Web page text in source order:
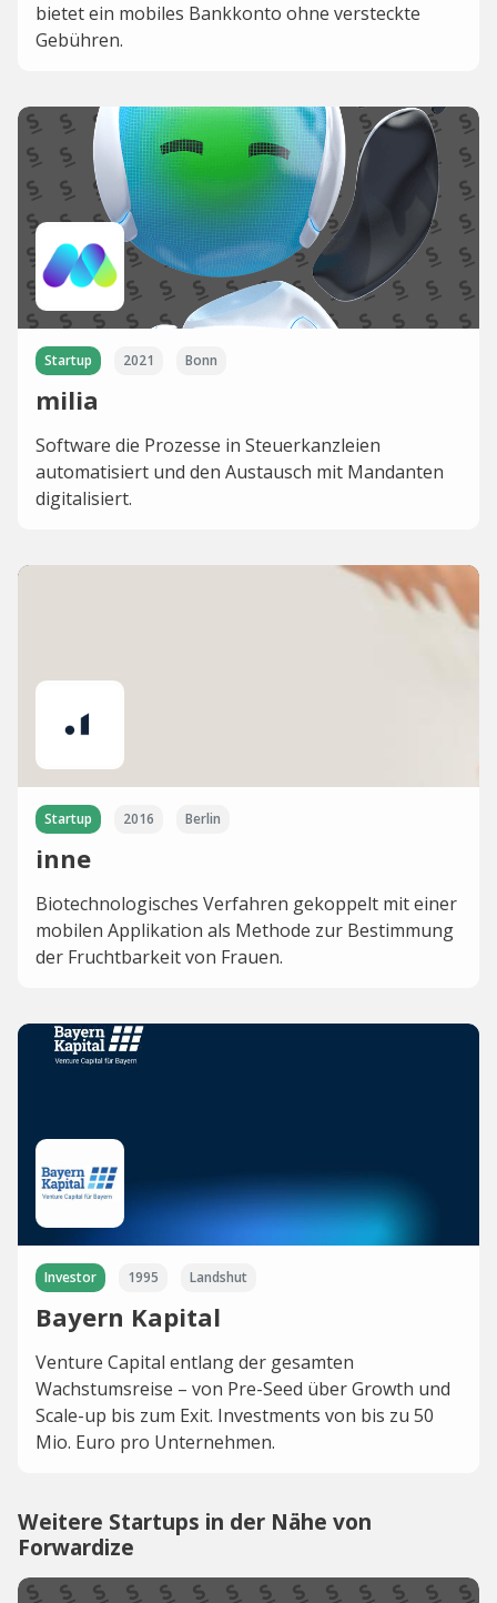
bietet ein mobiles Bankkonto ohne versteckte
Gebühren.
Startup 2021 Bonn
milia
Software die Prozesse in Steuerkanzleien
automatisiert und den Austausch mit Mandanten
digitalisiert.
Startup 2016 Berlin
inne
Biotechnologisches Verfahren gekoppelt mit einer
mobilen Applikation als Methode zur Bestimmung
der Fruchtbarkeit von Frauen.
Investor 1995 Landshut
Bayern Kapital
Venture Capital entlang der gesamten
Wachstumsreise – von Pre-Seed über Growth und
Scale-up bis zum Exit. Investments von bis zu 50
Mio. Euro pro Unternehmen.
Weitere Startups in der Nähe von
Forwardize